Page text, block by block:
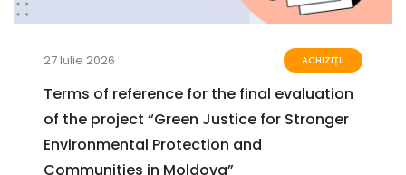
27 Iulie 2026 ACHIZIȚII
Terms of reference for the final evaluation
of the project “Green Justice for Stronger
Environmental Protection and
Communities in Moldova”